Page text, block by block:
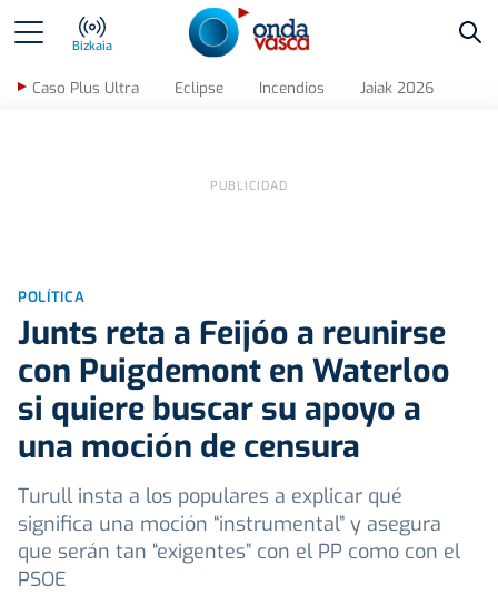
Bizkaia
Caso Plus Ultra Eclipse Incendios Jaiak 2026
POLÍTICA
Junts reta a Feijóo a reunirse
con Puigdemont en Waterloo
si quiere buscar su apoyo a
una moción de censura
Turull insta a los populares a explicar qué
significa una moción “instrumental” y asegura
que serán tan “exigentes” con el PP como con el
PSOE